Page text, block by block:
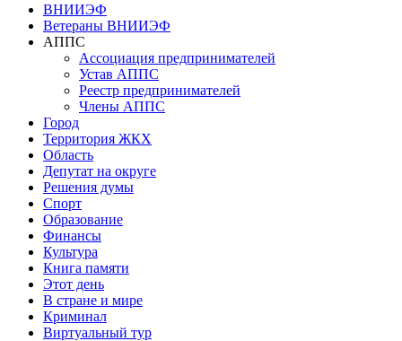
ВНИИЭФ
Ветераны ВНИИЭФ
АППС
Ассоциация предпринимателей
Устав АППС
Реестр предпринимателей
Члены АППС
Город
Территория ЖКХ
Область
Депутат на округе
Решения думы
Спорт
Образование
Финансы
Культура
Книга памяти
Этот день
В стране и мире
Криминал
Виртуальный тур